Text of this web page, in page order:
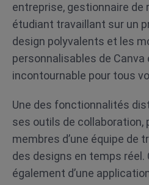
entreprise, gestionnaire de
étudiant travaillant sur un
design polyvalents et les
personnalisables de
incontournable pour tous
Une des fonctionnalités
ses outils de collaboration,
membres d’une équipe de
des designs en temps réel.
également d’une